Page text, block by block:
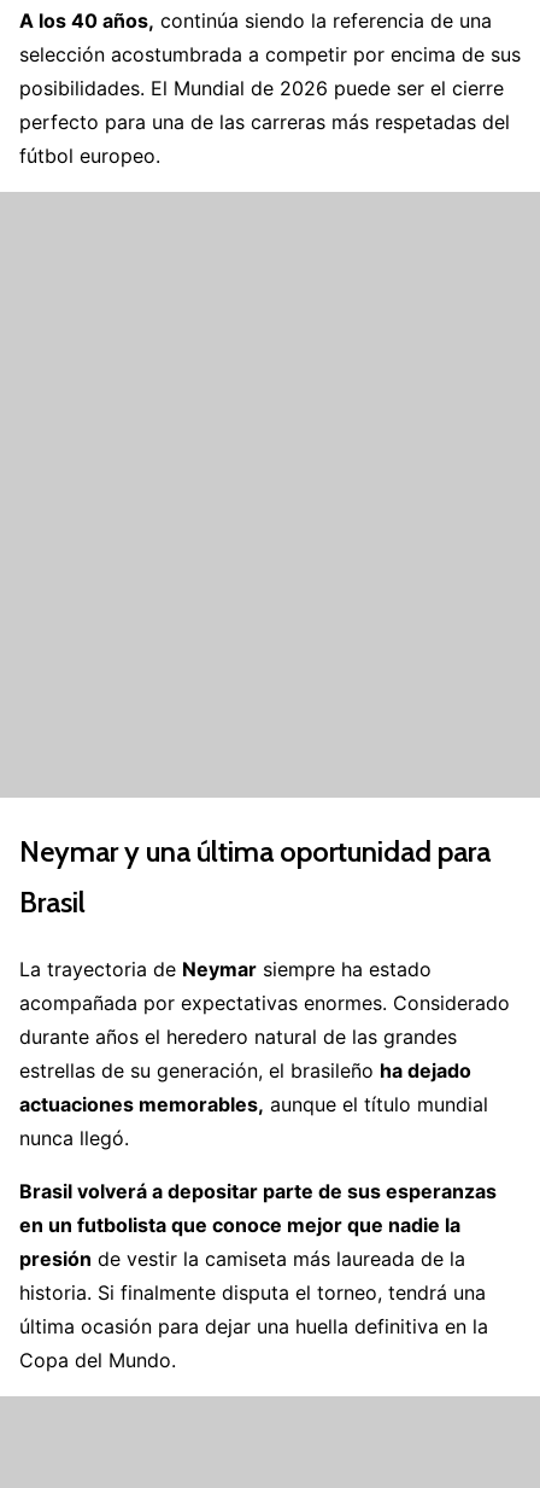
A los 40 años, continúa siendo la referencia de una
selección acostumbrada a competir por encima de sus
posibilidades. El Mundial de 2026 puede ser el cierre
perfecto para una de las carreras más respetadas del
fútbol europeo.
Neymar y una última oportunidad para
Brasil
La trayectoria de Neymar siempre ha estado
acompañada por expectativas enormes. Considerado
durante años el heredero natural de las grandes
estrellas de su generación, el brasileño ha dejado
actuaciones memorables, aunque el título mundial
nunca llegó.
Brasil volverá a depositar parte de sus esperanzas
en un futbolista que conoce mejor que nadie la
presión de vestir la camiseta más laureada de la
historia. Si finalmente disputa el torneo, tendrá una
última ocasión para dejar una huella definitiva en la
Copa del Mundo.